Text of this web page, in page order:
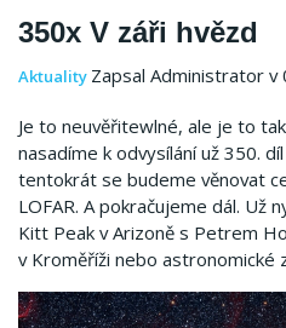
350x V záři hvězd
Aktuality Zapsal Administrator v
Je to neuvěřitewlné, ale je to
nasadíme k odvysílání už 350.
tentokrát se budeme věnovat
LOFAR. A pokračujeme dál. Už
Kitt Peak v Arizoně s Petrem
v Kroměříži nebo astronomické